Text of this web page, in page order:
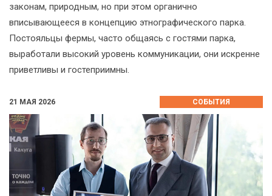
законам, природным, но при этом органично
вписывающееся в концепцию этнографического парка.
Постояльцы фермы, часто общаясь с гостями парка,
выработали высокий уровень коммуникации, они искренне
приветливы и гостеприимны.
21 МАЯ 2026 СОБЫТИЯ